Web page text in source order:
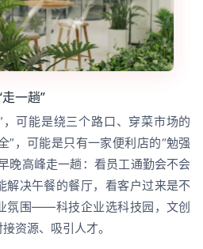
一趟”
可能是绕三个路口、穿菜市场的
”，可能是只有一家便利店的“勉强
晚高峰走一趟：看员工通勤会不会
解决午餐的餐厅，看客户过来是不
氛围——科技企业选科技园，文创
资源、吸引人才。